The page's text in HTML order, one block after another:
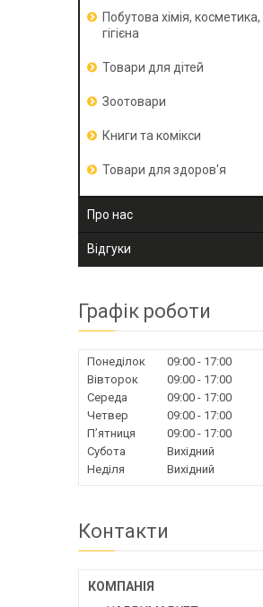
Побутова хімія, косметика,
гігієна
Товари для дітей
Зоотовари
Книги та комікси
Товари для здоров'я
Про нас
Відгуки
Графік роботи
Понеділок 09:00
17:00
Вівторок
09:00
17:00
Середа
09:00
17:00
Четвер
09:00
17:00
Пʼятниця
09:00
17:00
Субота
Вихідний
Неділя
Вихідний
Контакти